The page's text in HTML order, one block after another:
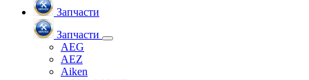
Запчасти
Запчасти
AEG
AEZ
Aiken